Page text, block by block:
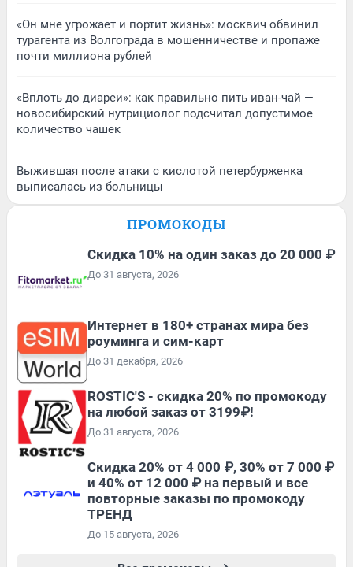
«Он мне угрожает и портит жизнь»: москвич обвинил
турагента из Волгограда в мошенничестве и пропаже
почти миллиона рублей
«Вплоть до диареи»: как правильно пить иван-чай —
новосибирский нутрициолог подсчитал допустимое
количество чашек
Выжившая после атаки с кислотой петербурженка
выписалась из больницы
ПРОМОКОДЫ
Скидка 10% на один заказ до 20 000 ₽
До 31 августа, 2026
Интернет в 180+ странах мира без
роуминга и сим-карт
До 31 декабря, 2026
ROSTIC'S - скидка 20% по промокоду
на любой заказ от 3199₽!
До 31 августа, 2026
Скидка 20% от 4 000 ₽, 30% от 7 000 ₽
и 40% от 12 000 ₽ на первый и все
повторные заказы по промокоду
ТРЕНД
До 15 августа, 2026